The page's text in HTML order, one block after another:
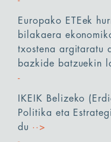
Europako ETEek
bilakaera
txostena argitaratu
bazkide batzuekin
IKEIK Belizeko
Politika eta
du ··>